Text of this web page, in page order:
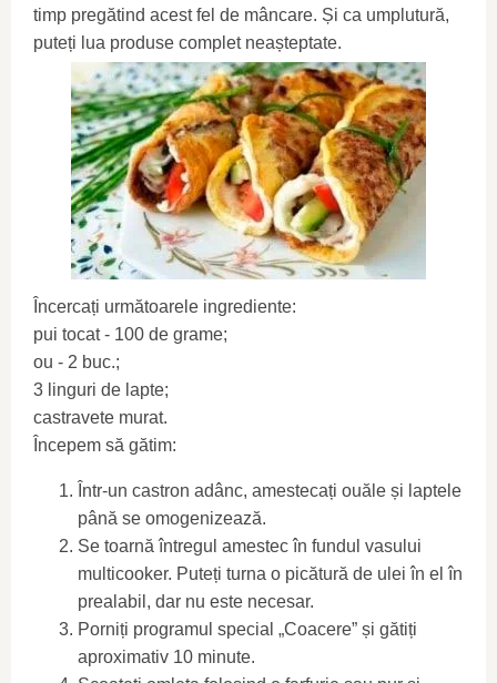
timp pregătind acest fel de mâncare. Și ca umplutură,
puteți lua produse complet neașteptate.
Încercați următoarele ingrediente:
pui tocat - 100 de grame;
ou - 2 buc.;
3 linguri de lapte;
castravete murat.
Începem să gătim:
Într-un castron adânc, amestecați ouăle și laptele
până se omogenizează.
Se toarnă întregul amestec în fundul vasului
multicooker. Puteți turna o picătură de ulei în el în
prealabil, dar nu este necesar.
Porniți programul special „Coacere” și gătiți
aproximativ 10 minute.